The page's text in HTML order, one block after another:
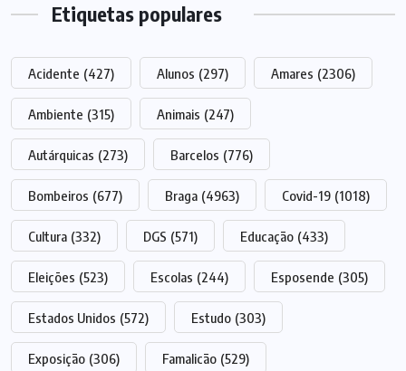
Etiquetas populares
Acidente (427) Alunos (297) Amares (2306)
Ambiente (315) Animais (247)
Autárquicas (273) Barcelos (776)
Bombeiros (677) Braga (4963) Covid-19 (1018)
Cultura (332) DGS (571) Educação (433)
Eleições (523) Escolas (244) Esposende (305)
Estados Unidos (572) Estudo (303)
Exposição (306) Famalicão (529)